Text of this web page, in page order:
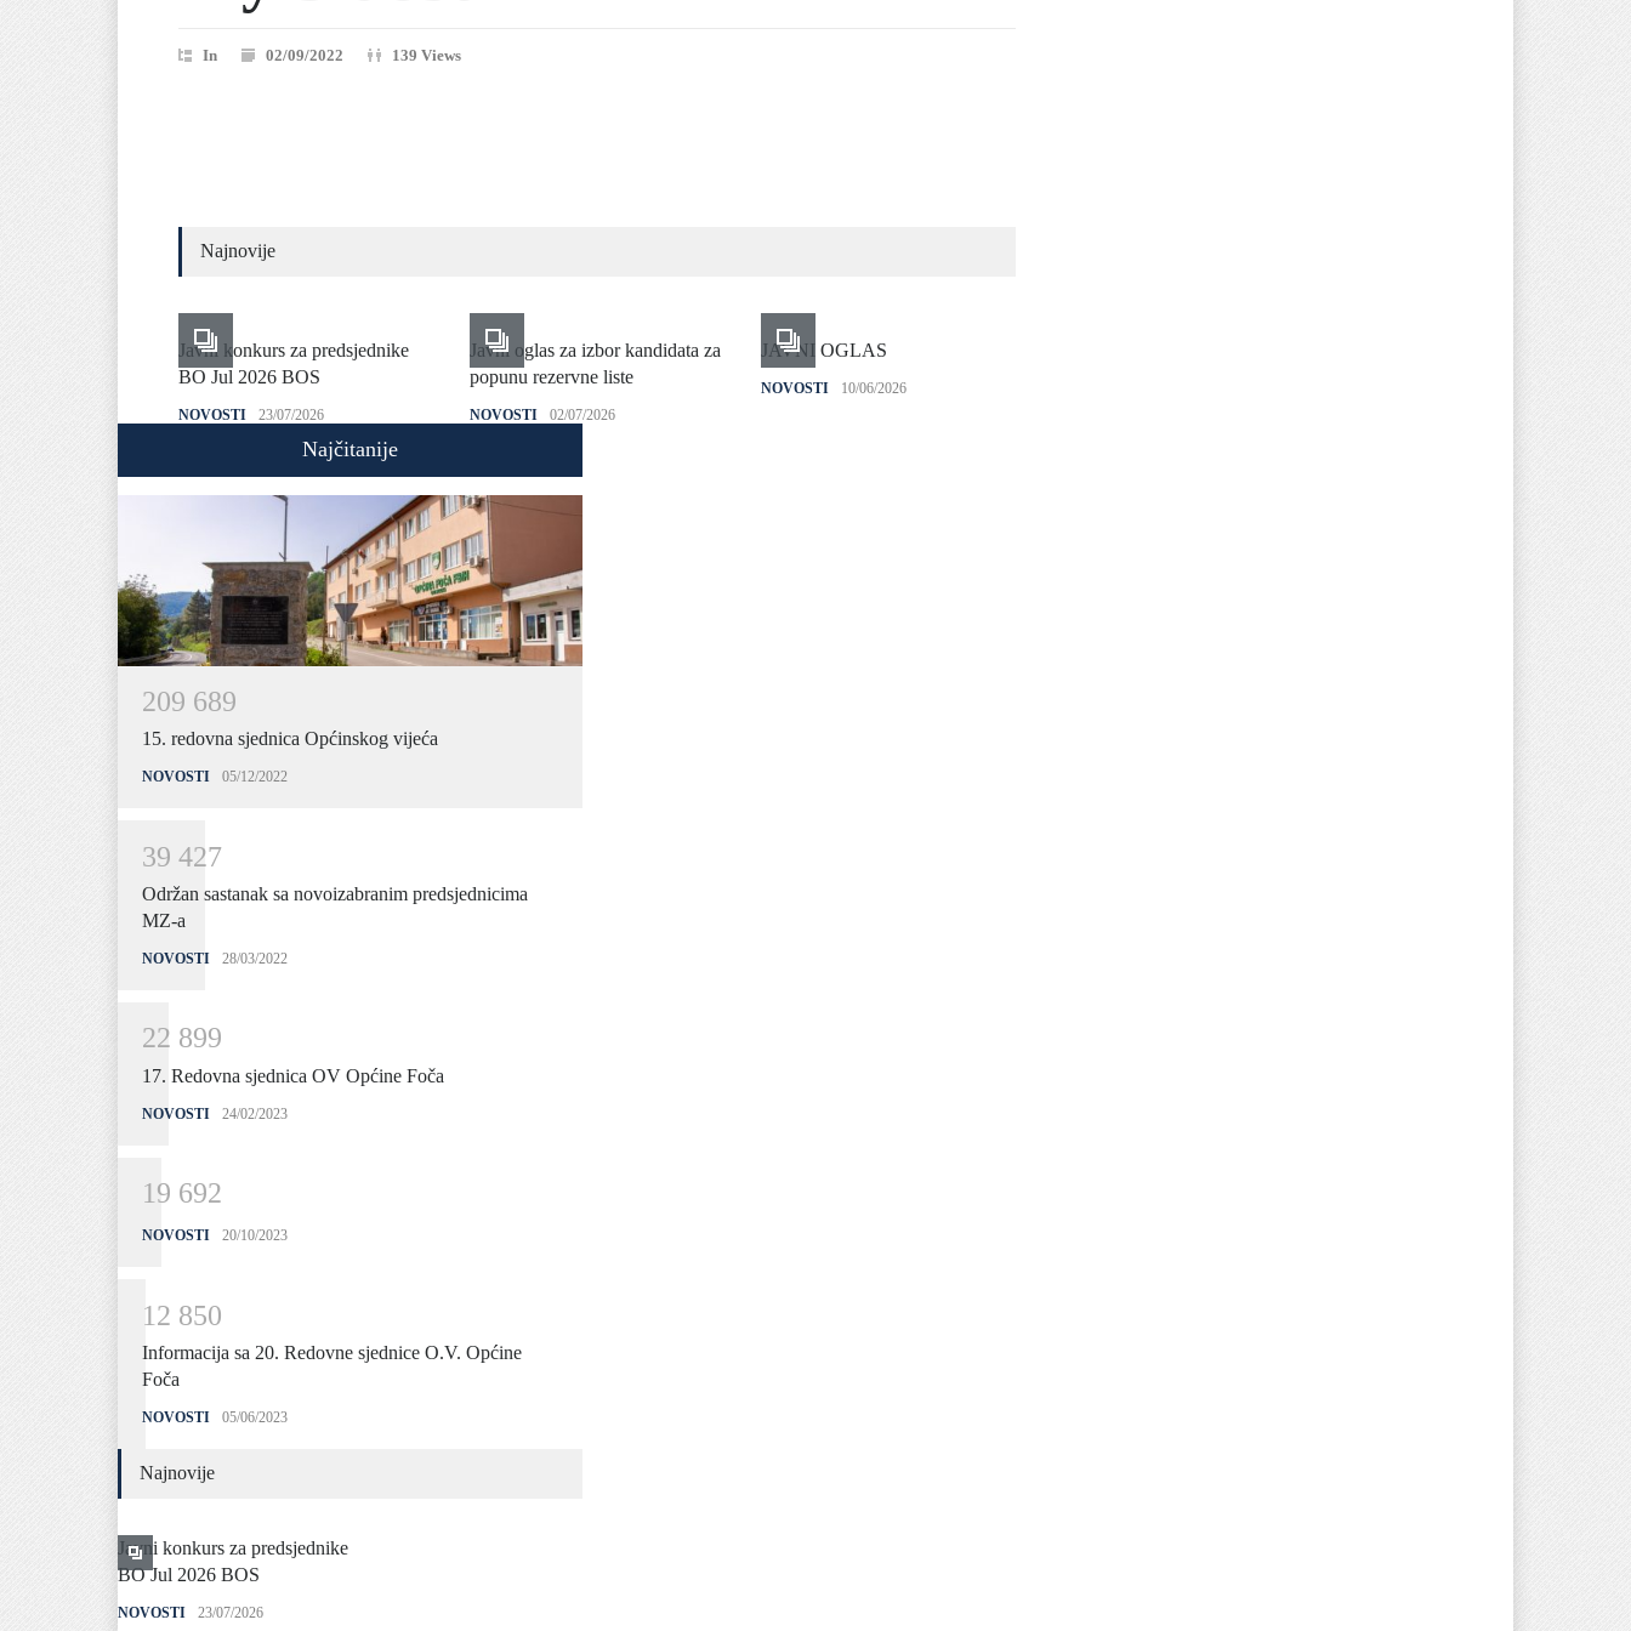
In 02/09/2022 139 Views
Najnovije
Javni konkurs za predsjednike
BO Jul 2026 BOS
NOVOSTI 23/07/2026
Javni oglas za izbor kandidata za
popunu rezervne liste
NOVOSTI 02/07/2026
JAVNI OGLAS
NOVOSTI 10/06/2026
Najčitanije
209 689
15. redovna sjednica Općinskog vijeća
NOVOSTI 05/12/2022
39 427
Održan sastanak sa novoizabranim predsjednicima
MZ-a
NOVOSTI 28/03/2022
22 899
17. Redovna sjednica OV Općine Foča
NOVOSTI 24/02/2023
19 692
NOVOSTI 20/10/2023
12 850
Informacija sa 20. Redovne sjednice O.V. Općine
Foča
NOVOSTI 05/06/2023
Najnovije
Javni konkurs za predsjednike
BO Jul 2026 BOS
NOVOSTI 23/07/2026